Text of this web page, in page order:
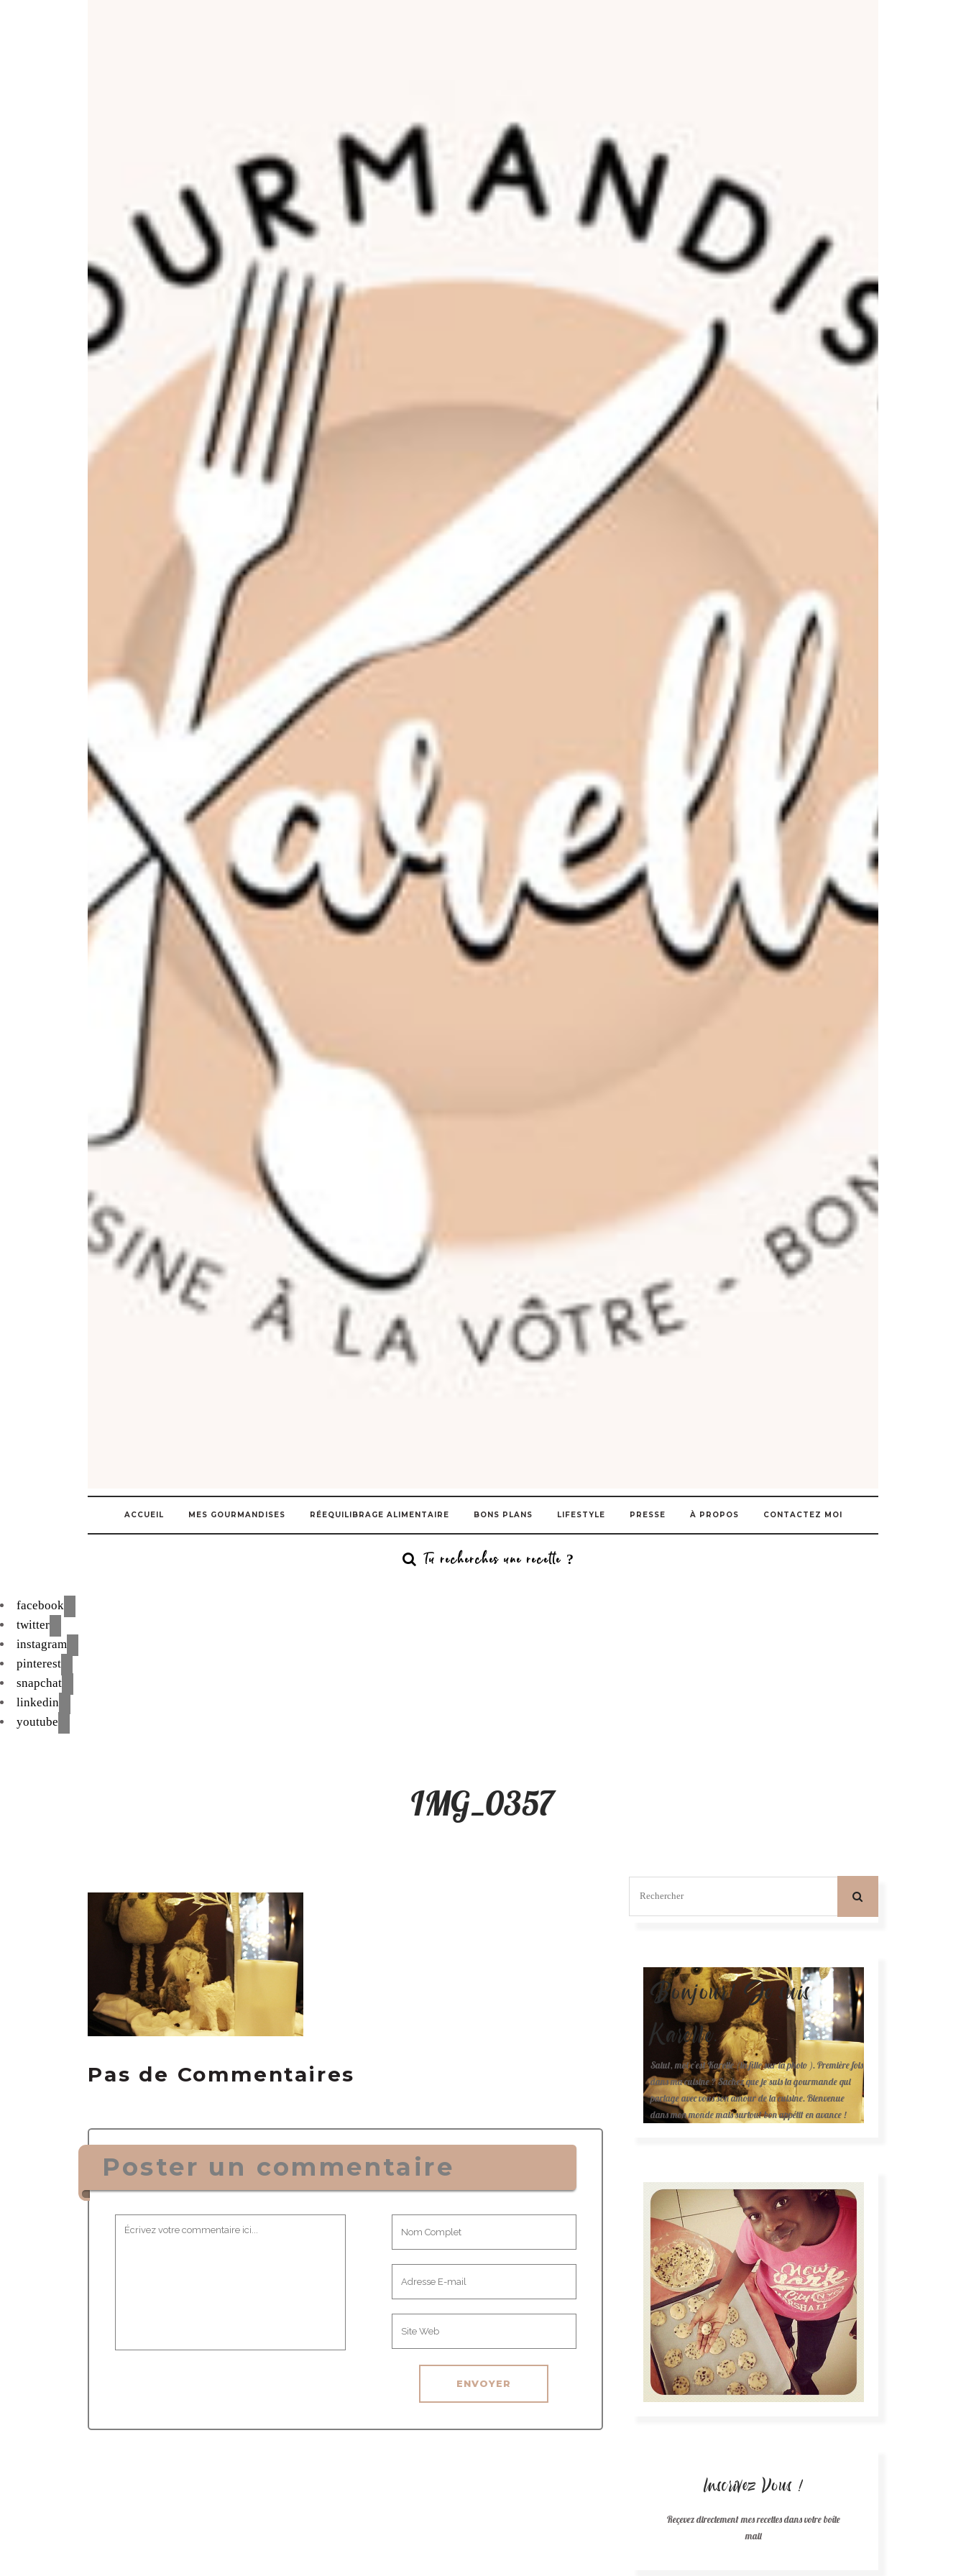
ACCUEIL MES GOURMANDISES RÉEQUILIBRAGE ALIMENTAIRE BONS PLANS LIFESTYLE PRESSE À PROPOS CONTACTEZ MOI
facebook
twitter
instagram
pinterest
snapchat
linkedin
youtube
IMG_0357
Pas de Commentaires
Poster un commentaire
Bonjour! Je suis
Karelle.
Salut, moi c'est Karelle (la fille sur la photo ). Première fois
dans ma cuisine ? Sachez que je suis la gourmande qui
partage avec vous son amour de la cuisine. Bienvenue
dans mon monde mais surtout bon appétit en avance !
Inscrivez Vous !
Reçevez directement mes recettes dans votre boîte
mail